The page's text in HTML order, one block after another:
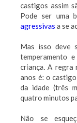
castigos assim
Pode ser uma
agressivas a se
Mas isso deve
temperamento
criança. A regra
anos é: o
da idade (três
quatro minutos
Não se